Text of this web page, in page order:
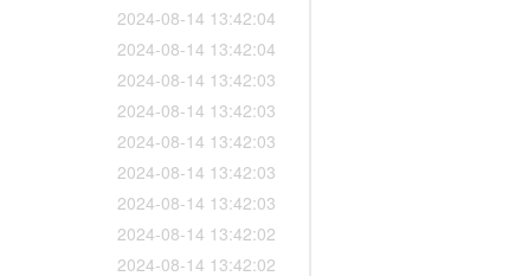
2024-08-14 13:42:04
2024-08-14 13:42:04
2024-08-14 13:42:03
2024-08-14 13:42:03
2024-08-14 13:42:03
2024-08-14 13:42:03
2024-08-14 13:42:03
2024-08-14 13:42:02
2024-08-14 13:42:02